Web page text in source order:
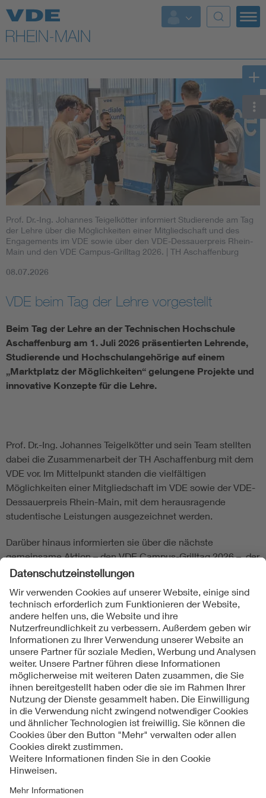
Top Themen
Fokusthemen
Energy
AI & Digital Trust
Health
Mobility
Standards
Weitere Themen
Energy efficiency
Energy storage
Prof. Dr.-Ing. Johannes Teigelkötter informiert Studierende am Tag
der Lehre über die Möglichkeiten einer Mitgliedschaft und des
Engagements im VDE sowie über den VDE-Dessauerpreis Rhein-
Main und den VDE Campus-Grilltag 2026. | TH Aschaffenburg
08.07.2026
VDE beim Tag der Lehre vorgestellt
Beim Tag der Lehre an der Technischen Hochschule
Aschaffenburg am 1. Juli 2026 präsentierten Lehrende,
Studierende und Hochschulangehörige auf einem
„Marktplatz der Möglichkeiten“ gelungene Projekte und
innovative Konzepte für die Lehre.
Prof. Dr.-Ing. Johannes Teigelkötter und sein Team stellten
dabei die Zusammenarbeit der TH Aschaffenburg mit dem
VDE vor. Im Mittelpunkt standen die vielfältigen
Möglichkeiten einer Mitgliedschaft im VDE sowie der VDE-
Dessauerpreis Rhein-Main, mit dem herausragende
studentische Leistungen ausgezeichnet werden.
Darüber hinaus informierten sie über die nächste
gemeinsame Aktion – den VDE Campus-Grilltag 2026 –, der
mit Unterstützung eines VDE-Aktionskits auf dem Campus
den VDE in lockerer Atmosphäre kennenzulernen.
Folgen Sie uns